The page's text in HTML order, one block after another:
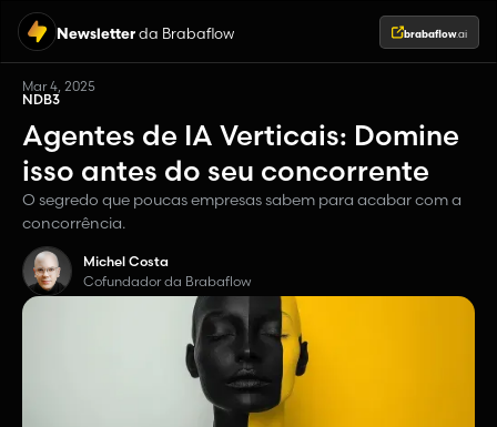
Newsletterda Brabaflow brabaflow.ai
Mar 4, 2025
NDB3
Agentes de IA Verticais: Domine
isso antes do seu concorrente
O segredo que poucas empresas sabem para acabar com a
concorrência.
Michel Costa
Cofundador da Brabaflow